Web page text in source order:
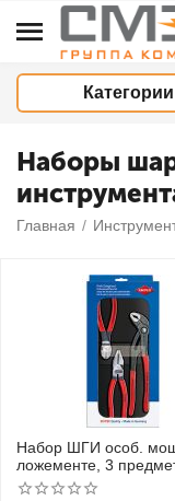
Категории
Наборы
Главная /
Набор ШГИ особ.
ложементе, 3
комплектация: KN-